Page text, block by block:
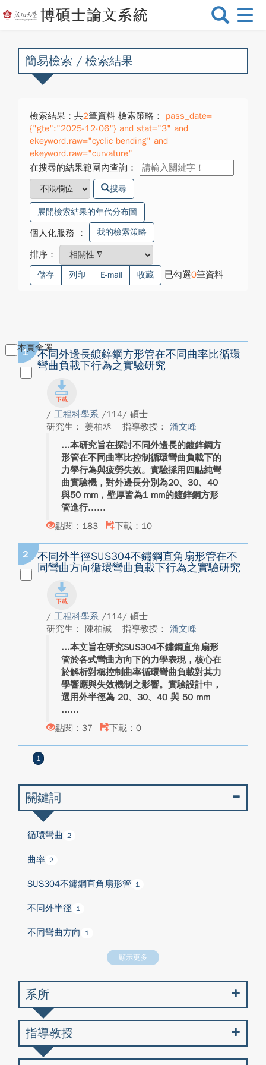
選
換
簡易檢索 / 檢索結果
檢索結果：共2筆資料 檢索策略：
pass_date=
{"gte":"2025-12-06"} and stat="3" and
ekeyword.raw="cyclic bending" and
ekeyword.raw="curvature"
在搜尋的結果範圍內查詢：
搜尋
展開檢索結果的年代分布圖
個人化服務 ： 我的檢索策略
排序：
儲存 列印 E-mail 收藏 已勾選0筆資料
本頁全選
1
不同外邊長鍍鋅鋼方形管在不同曲率比循環
彎曲負載下行為之實驗研究
/ 工程科學系 /114/ 碩士
研究生： 姜柏丞
指導教授： 潘文峰
本研究旨在探討不同外邊長的鍍鋅鋼方
形管在不同曲率比控制循環彎曲負載下的
力學行為與疲勞失效。實驗採用四點純彎
曲實驗機，對外邊長分別為20、30、40
與50 mm，壁厚皆為1 mm的鍍鋅鋼方形
管進行...
點閱：183
下載：10
2
不同外半徑SUS304不鏽鋼直角扇形管在不
同彎曲方向循環彎曲負載下行為之實驗研究
/ 工程科學系 /114/ 碩士
研究生： 陳柏誠
指導教授： 潘文峰
本文旨在研究SUS304不鏽鋼直角扇形
管於各式彎曲方向下的力學表現，核心在
於解析對稱控制曲率循環彎曲負載對其力
學響應與失效機制之影響。實驗設計中，
選用外半徑為 20、30、40 與 50 mm
...
點閱：37
下載：0
1
關鍵詞
循環彎曲 2
曲率 2
SUS304不鏽鋼直角扇形管 1
不同外半徑 1
不同彎曲方向 1
顯示更多
系所
指導教授